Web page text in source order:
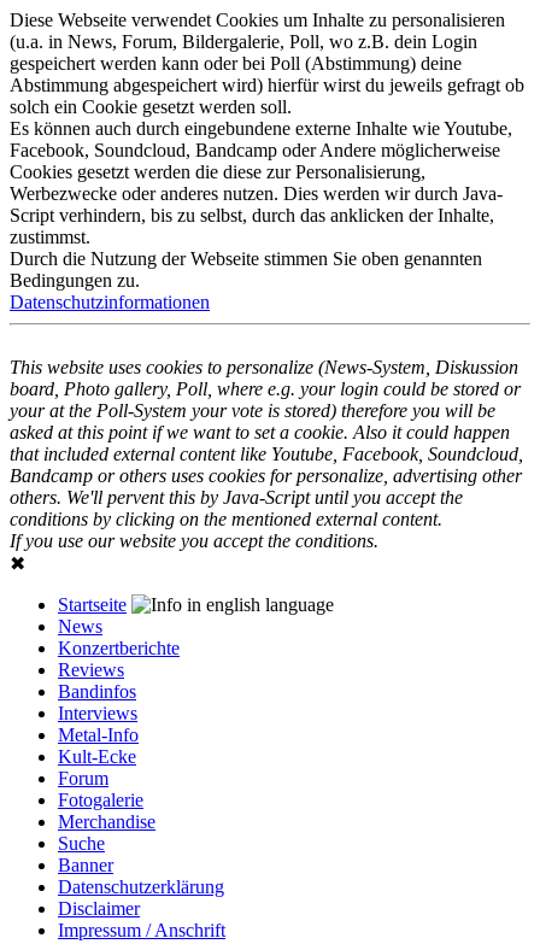
Diese Webseite verwendet Cookies um Inhalte zu personalisieren
(u.a. in News, Forum, Bildergalerie, Poll, wo z.B. dein Login
gespeichert werden kann oder bei Poll (Abstimmung) deine
Abstimmung abgespeichert wird) hierfür wirst du jeweils gefragt ob
solch ein Cookie gesetzt werden soll.
Es können auch durch eingebundene externe Inhalte wie Youtube,
Facebook, Soundcloud, Bandcamp oder Andere möglicherweise
Cookies gesetzt werden die diese zur Personalisierung,
Werbezwecke oder anderes nutzen. Dies werden wir durch Java-
Script verhindern, bis zu selbst, durch das anklicken der Inhalte,
zustimmst.
Durch die Nutzung der Webseite stimmen Sie oben genannten
Bedingungen zu.
Datenschutzinformationen
This website uses cookies to personalize (News-System, Diskussion
board, Photo gallery, Poll, where e.g. your login could be stored or
your at the Poll-System your vote is stored) therefore you will be
asked at this point if we want to set a cookie. Also it could happen
that included external content like Youtube, Facebook, Soundcloud,
Bandcamp or others uses cookies for personalize, advertising other
others. We'll pervent this by Java-Script until you accept the
conditions by clicking on the mentioned external content.
If you use our website you accept the conditions.
✖
Startseite
News
Konzertberichte
Reviews
Bandinfos
Interviews
Metal-Info
Kult-Ecke
Forum
Fotogalerie
Merchandise
Suche
Banner
Datenschutzerklärung
Disclaimer
Impressum / Anschrift